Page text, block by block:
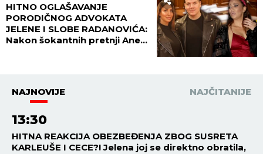
HITNO OGLAŠAVANJE
PORODIČNOG ADVOKATA
JELENE I SLOBE RADANOVIĆA:
Nakon šokantnih pretnji Ane
NAJNOVIJE NAJČITANIJE
13:30
HITNA REAKCIJA OBEZBEĐENJA ZBOG SUSRETA
KARLEUŠE I CECE?! Jelena joj se direktno obratila,